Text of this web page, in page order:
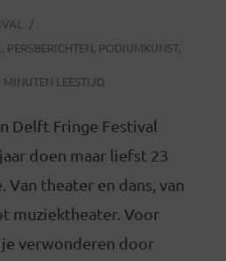
, PERSBERICHTEN, PODIUMKUNST,
MINUTEN LEESTIJD
Delft Fringe Festival
doen maar liefst 23
Van theater en dans, van
muziektheater. Voor
verwonderen door